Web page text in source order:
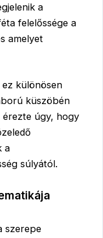
a
felelőssége a
amelyet
különösen
küszöbén
érezte úgy, hogy
a
súlyától.
szerepe